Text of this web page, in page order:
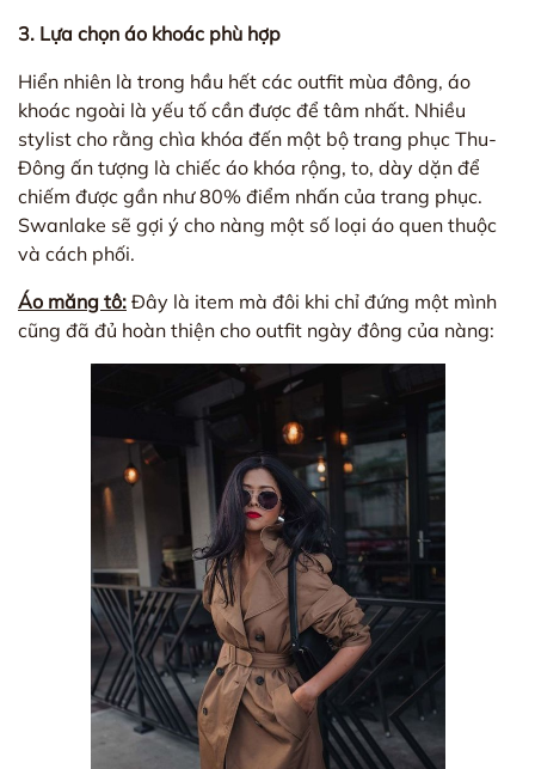
3. Lựa chọn áo khoác phù hợp
Hiển nhiên là trong hầu hết các outfit mùa đông, áo
khoác ngoài là yếu tố cần được để tâm nhất. Nhiều
stylist cho rằng chìa khóa đến một bộ trang phục Thu-
Đông ấn tượng là chiếc áo khóa rộng, to, dày dặn để
chiếm được gần như 80% điểm nhấn của trang phục.
Swanlake sẽ gợi ý cho nàng một số loại áo quen thuộc
và cách phối.
Áo măng tô: Đây là item mà đôi khi chỉ đứng một mình
cũng đã đủ hoàn thiện cho outfit ngày đông của nàng: